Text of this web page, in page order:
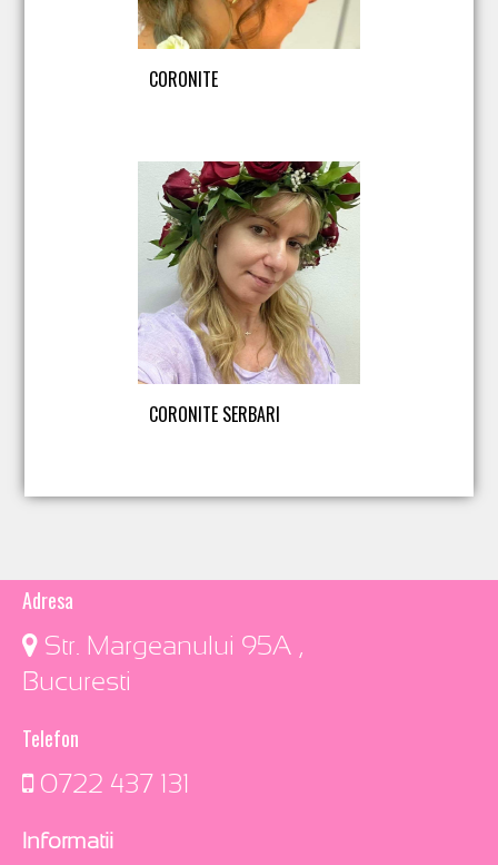
CORONITE
CORONITE SERBARI
Adresa
​ Str. Margeanului 95A ,
Bucuresti
Telefon
0722 437 131
Informatii